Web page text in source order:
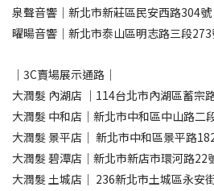
泉聲音響｜新北市新莊區民安西路304號
曜暘音響｜新北市泰山區明志路三段273
｜3C賣場展示通路｜
大潤髮 內湖店 ｜114台北市內湖區蓄宗
大潤髮 中和店｜新北市中和區中山路二
大潤髮 景平店｜ 新北市中和區景平路
大潤髮 碧潭店｜新北市新店市環河路22
大潤髮 土城店｜ 236新北市土城區永安